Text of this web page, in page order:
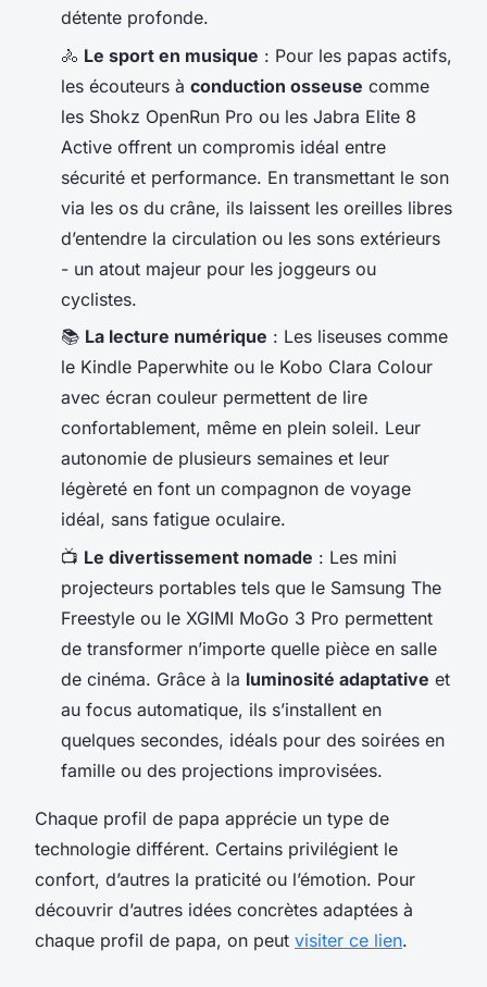
détente profonde.
🚴 Le sport en musique : Pour les papas actifs,
les écouteurs à conduction osseuse comme
les Shokz OpenRun Pro ou les Jabra Elite 8
Active offrent un compromis idéal entre
sécurité et performance. En transmettant le son
via les os du crâne, ils laissent les oreilles libres
d’entendre la circulation ou les sons extérieurs
- un atout majeur pour les joggeurs ou
cyclistes.
📚 La lecture numérique : Les liseuses comme
le Kindle Paperwhite ou le Kobo Clara Colour
avec écran couleur permettent de lire
confortablement, même en plein soleil. Leur
autonomie de plusieurs semaines et leur
légèreté en font un compagnon de voyage
idéal, sans fatigue oculaire.
📺 Le divertissement nomade : Les mini
projecteurs portables tels que le Samsung The
Freestyle ou le XGIMI MoGo 3 Pro permettent
de transformer n’importe quelle pièce en salle
de cinéma. Grâce à la luminosité adaptative et
au focus automatique, ils s’installent en
quelques secondes, idéals pour des soirées en
famille ou des projections improvisées.
Chaque profil de papa apprécie un type de
technologie différent. Certains privilégient le
confort, d’autres la praticité ou l’émotion. Pour
découvrir d’autres idées concrètes adaptées à
chaque profil de papa, on peut visiter ce lien.